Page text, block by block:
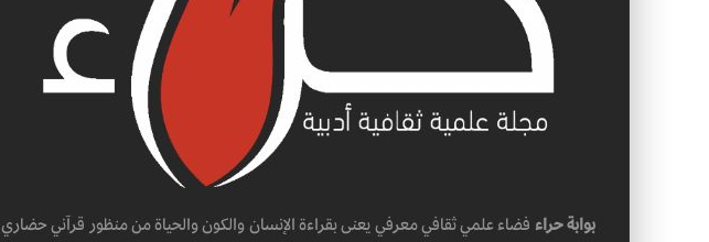
بوابة حراء فضاء علمي ثقافي معرفي يعنى بقراءة الإنسان والكون والحياة من منظور قرآني حضاري